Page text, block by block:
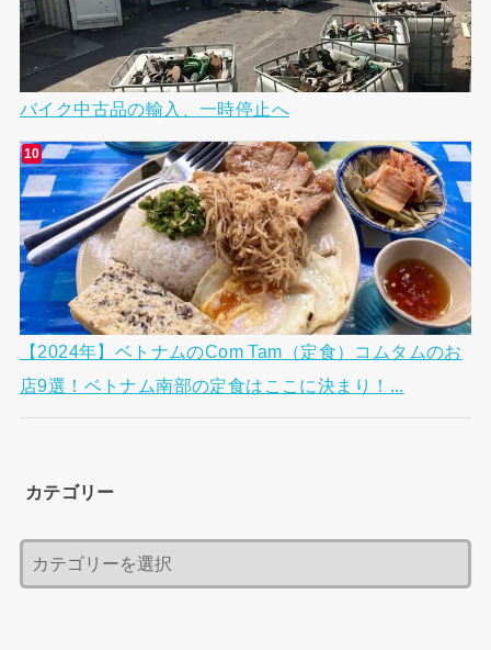
バイク中古品の輸入、一時停止へ
【2024年】ベトナムのCom Tam（定食）コムタムのお
店9選！ベトナム南部の定食はここに決まり！...
カテゴリー